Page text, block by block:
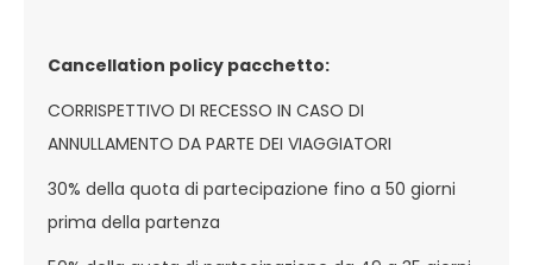
Cancellation policy pacchetto:
CORRISPETTIVO DI RECESSO IN CASO DI
ANNULLAMENTO DA PARTE DEI VIAGGIATORI
30% della quota di partecipazione fino a 50 giorni
prima della partenza